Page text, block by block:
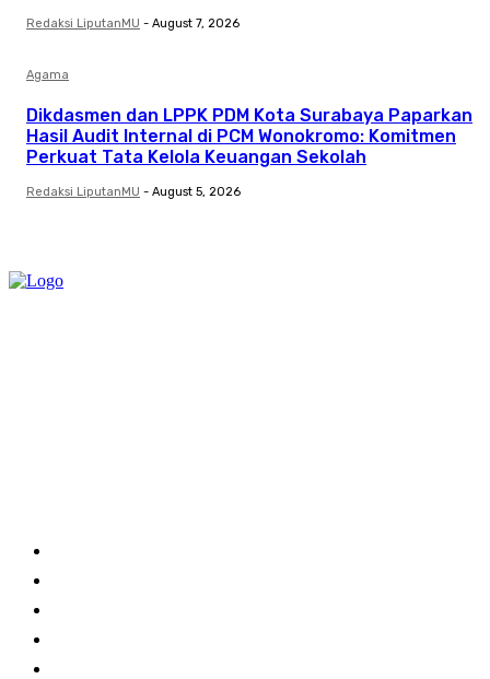
Redaksi LiputanMU - August 7, 2026
Agama
Dikdasmen dan LPPK PDM Kota Surabaya Paparkan
Hasil Audit Internal di PCM Wonokromo: Komitmen
Perkuat Tata Kelola Keuangan Sekolah
Redaksi LiputanMU - August 5, 2026